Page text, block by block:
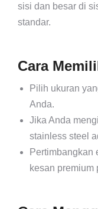
sisi dan besar di
standar.
Cara
Pilih ukuran
Anda.
Jika Anda
stainless steel
Pertimbangkan
kesan premium